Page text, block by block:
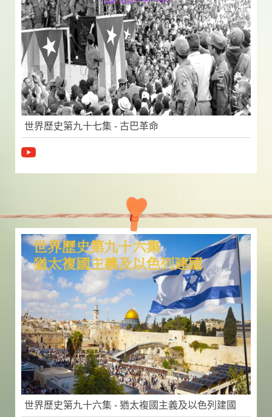
世界歷史第九十七集 - 古巴革命
世界歷史第九十六集 - 猶太複國主義及以色列建國